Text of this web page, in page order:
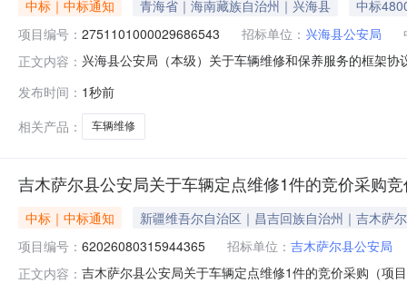
中标｜中标通知 青海省｜海南藏族自治州｜兴海县
中标
项目编号： 2751101000029686543 招标单位： 兴海县公安局
正文内容： 兴海县公安局（本级）关于车辆维修和保养服务的框架
目所在行政区划名称:青海省海南藏族自治州兴海县报价
发布时间： 1秒前
相关产品：
车辆维修
吉木萨尔县公安局关于车辆定点维修1件的竞价采购
中标｜中标通知
新疆维吾尔自治区｜昌吉回族自治州｜吉木萨
项目编号： 62026080315944365 招标单位： 吉木萨尔县公安局
正文内容： 吉木萨尔县公安局关于车辆定点维修1件的竞价采购（项